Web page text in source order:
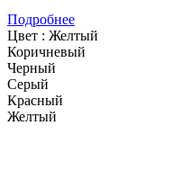
Подробнее
Цвет : Желтый
Коричневый
Черный
Серый
Красный
Желтый